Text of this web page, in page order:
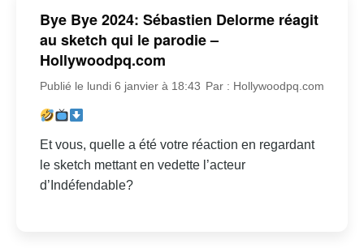
Bye Bye 2024: Sébastien Delorme réagit
au sketch qui le parodie –
Hollywoodpq.com
Publié le lundi 6 janvier à 18:43 Par : Hollywoodpq.com
Et vous, quelle a été votre réaction en regardant
le sketch mettant en vedette l’acteur
d’Indéfendable?